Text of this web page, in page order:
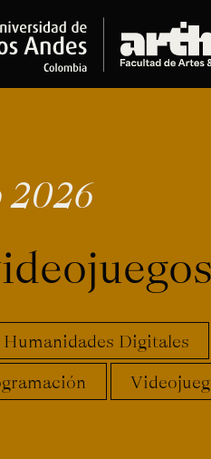
y
2026
Humanidades Digitales